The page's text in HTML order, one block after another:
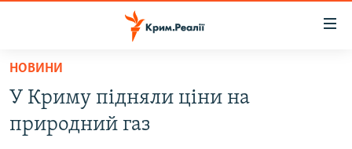
Перейти
основного
матеріалу
Перейти
ВОДА.КРИМ
ВІДЕО ТА ФОТО
НОВИНИ
У Криму підняли ціни на
природний газ